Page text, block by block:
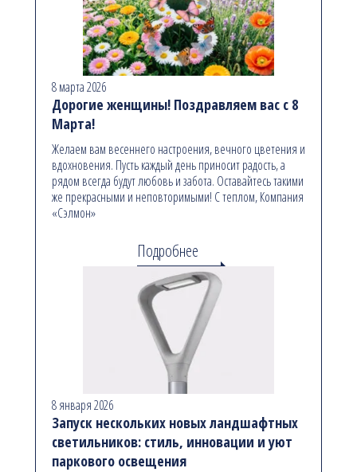
8 марта 2026
Дорогие женщины! Поздравляем вас с 8
Марта!
Желаем вам весеннего настроения, вечного цветения и
вдохновения. Пусть каждый день приносит радость, а
рядом всегда будут любовь и забота. Оставайтесь такими
же прекрасными и неповторимыми! С теплом, Компания
«Сэлмон»
Подробнее
8 января 2026
Запуск нескольких новых ландшафтных
светильников: стиль, инновации и уют
паркового освещения